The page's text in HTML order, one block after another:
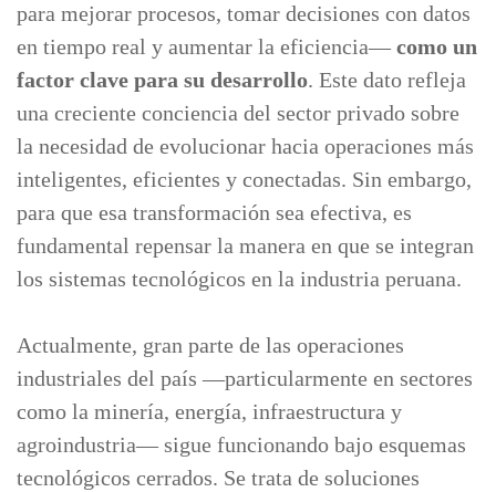
para mejorar procesos, tomar decisiones con datos
en tiempo real y aumentar la eficiencia— como un
factor clave para su desarrollo. Este dato refleja
una creciente conciencia del sector privado sobre
la necesidad de evolucionar hacia operaciones más
inteligentes, eficientes y conectadas. Sin embargo,
para que esa transformación sea efectiva, es
fundamental repensar la manera en que se integran
los sistemas tecnológicos en la industria peruana.
Actualmente, gran parte de las operaciones
industriales del país —particularmente en sectores
como la minería, energía, infraestructura y
agroindustria— sigue funcionando bajo esquemas
tecnológicos cerrados. Se trata de soluciones